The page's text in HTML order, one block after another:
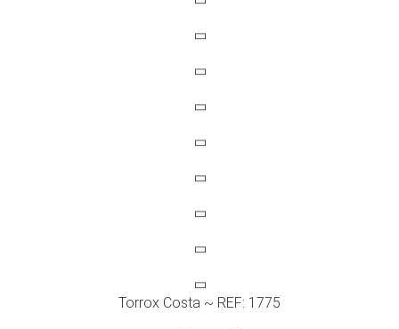
Torrox Costa ~ REF: 1775